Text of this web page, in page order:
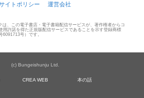
イトポリシー 運営会社
は、この電子書店・電子書籍配信サービスが、著作権者からコ
用許諾を得た正規版配信サービスであることを示す登録商標
6091713号）です。
(c) Bungeishunju Ltd.
CREA WEB 本の話